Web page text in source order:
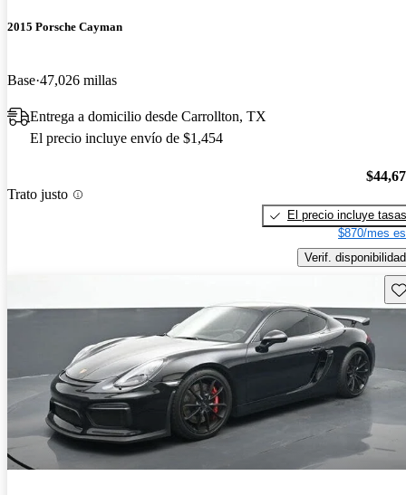
2015 Porsche Cayman
Base 47,026 millas
Entrega a domicilio desde Carrollton, TX
El precio incluye envío de $1,454
Trato justo
El precio incluye tasas
$870/mes
Verif. disponibilidad